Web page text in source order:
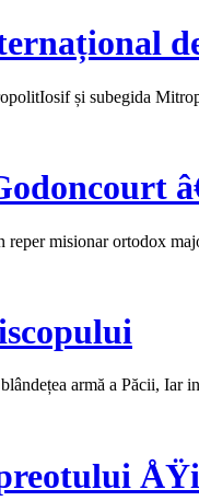
și subegida
reper misionar ortodox
armă a Păcii, Iar